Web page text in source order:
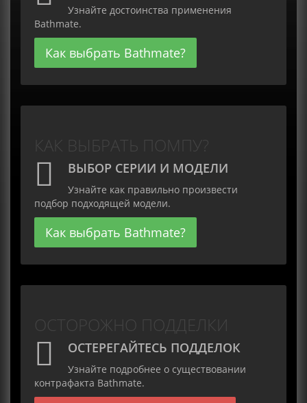
Узнайте достоинства применения
Bathmate.
Как выбрать Bathmate?
КАК ВЫБРАТЬ ПОМПУ?
ВЫБОР СЕРИИ И МОДЕЛИ
Узнайте как правильно произвести
подбор подходящей модели.
Как выбрать Bathmate?
ОСТОРОЖНО ПОДДЕЛКИ
ОСТЕРЕГАЙТЕСЬ ПОДДЕЛОК
Узнайте подробнее о существовании
контрафакта Bathmate.